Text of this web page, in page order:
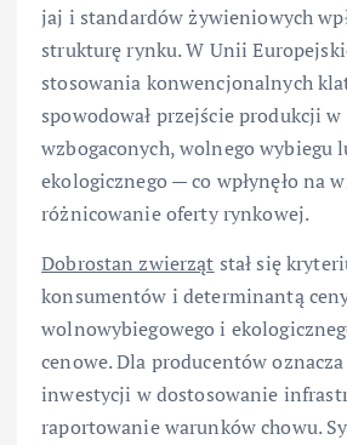
jaj i standardów żywieniowych
strukturę rynku. W Unii
stosowania konwencjonalnych
spowodował przejście produkcji
wzbogaconych, wolnego wybiegu
ekologicznego — co wpłynęło na
różnicowanie oferty rynkowej.
Dobrostan zwierząt stał się
konsumentów i determinantą
wolnowybiegowego i
cenowe. Dla producentów
inwestycji w dostosowanie
raportowanie warunków chowu.